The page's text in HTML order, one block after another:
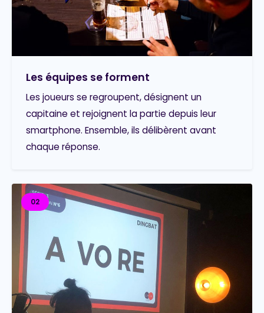
Les équipes se forment
Les joueurs se regroupent, désignent un
capitaine et rejoignent la partie depuis leur
smartphone. Ensemble, ils délibèrent avant
chaque réponse.
02